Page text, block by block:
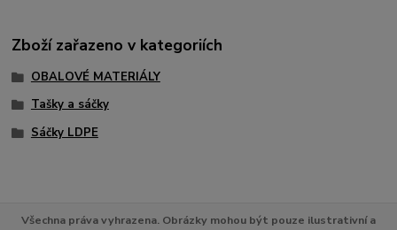
Zboží zařazeno v kategoriích
OBALOVÉ MATERIÁLY
Tašky a sáčky
Sáčky LDPE
Všechna práva vyhrazena. Obrázky mohou být pouze ilustrativní a